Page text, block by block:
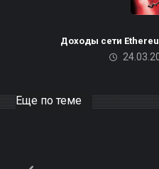
Доходы сети
Еще по теме
на